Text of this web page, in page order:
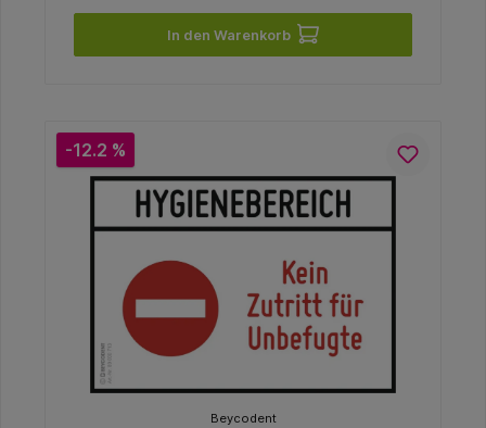
In den Warenkorb
-12.2 %
Beycodent